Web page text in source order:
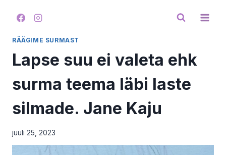
RÄÄGIME SURMAST
Lapse suu ei valeta ehk
surma teema läbi laste
silmade. Jane Kaju
juuli 25, 2023